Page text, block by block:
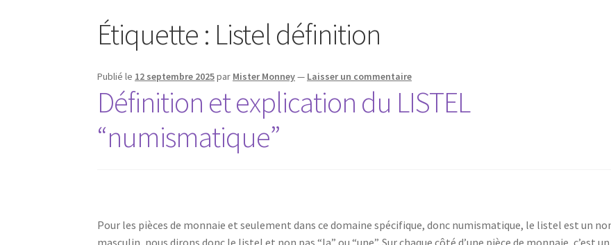
Étiquette : Listel définition
Publié le 12 septembre 2025par Mister Monney— Laisser un commentaire
Définition et explication du LISTEL
“numismatique”
Pour les pièces de monnaie et seulement dans ce domaine spécifique, donc numismatique, le listel est un